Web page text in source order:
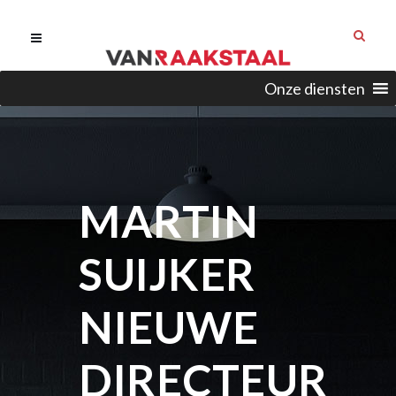
Onze diensten
MARTIN
SUIJKER
NIEUWE
DIRECTEUR